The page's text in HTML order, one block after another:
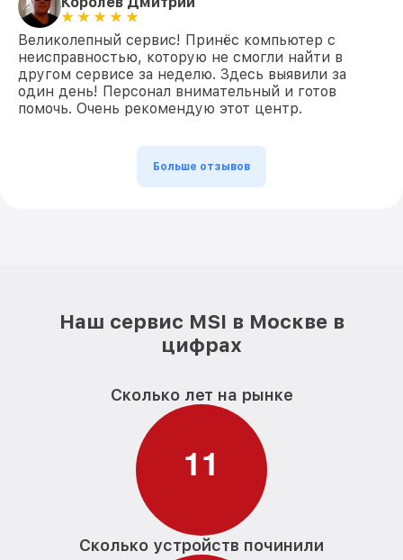
Великолепный сервис! Принёс компьютер с
неисправностью, которую не смогли найти в
другом сервисе за неделю. Здесь выявили за
один день! Персонал внимательный и готов
помочь. Очень рекомендую этот центр.
Больше отзывов
Наш сервис MSI в Москве в
цифрах
Сколько лет на рынке
11
Сколько устройств починили